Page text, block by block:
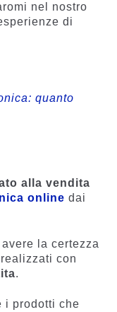
nel nostro
di
quanto
alla vendita
online dai
la certezza
con
.
i prodotti che